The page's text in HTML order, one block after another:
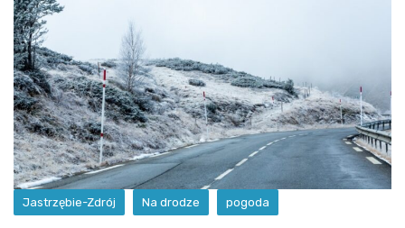
Jastrzębie-Zdrój Na drodze pogoda